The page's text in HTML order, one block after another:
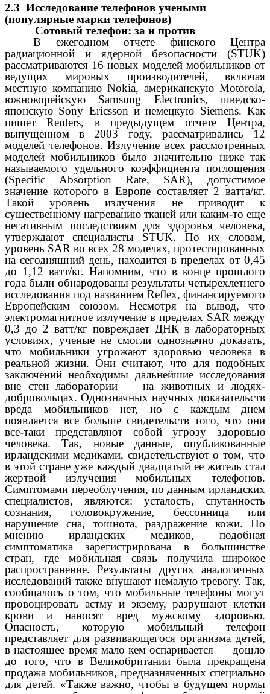
2.3 Исследование телефонов учеными
(популярные марки телефонов)
Сотовый телефон: за и против
В ежегодном отчете финского Центра
радиационной и ядерной безопасности (STUK)
рассматриваются 16 новых моделей мобильников от
ведущих мировых производителей, включая
местную компанию Nokia, американскую Motorola,
южнокорейскую Samsung Electronics, шведско-
японскую Sony Ericsson и немецкую Siemens. Как
пишет Reuters, в предыдущем отчете Центра,
выпущенном в 2003 году, рассматривались 12
моделей телефонов. Излучение всех рассмотренных
моделей мобильников было значительно ниже так
называемого удельного коэффициента поглощения
(Specific Absorption Rate, SAR), допустимое
значение которого в Европе составляет 2 ватта/кг.
Такой уровень излучения не приводит к
существенному нагреванию тканей или каким-то еще
негативным последствиям для здоровья человека,
утверждают специалисты STUK. По их словам,
уровень SAR во всех 28 моделях, протестированных
на сегодняшний день, находится в пределах от 0,45
до 1,12 ватт/кг. Напомним, что в конце прошлого
года были обнародованы результаты четырехлетнего
исследования под названием Reflex, финансируемого
Европейским союзом. Несмотря на вывод, что
электромагнитное излучение в пределах SAR между
0,3 до 2 ватт/кг повреждает ДНК в лабораторных
условиях, ученые не смогли однозначно доказать,
что мобильники угрожают здоровью человека в
реальной жизни. Они считают, что для подобных
заключений необходимы дальнейшие исследования
вне стен лаборатории — на животных и людях-
добровольцах. Однозначных научных доказательств
вреда мобильников нет, но с каждым днем
появляется все больше свидетельств того, что они
все-таки представляют собой угрозу здоровью
человека. Так, новые данные, опубликованные
ирландскими медиками, свидетельствуют о том, что
в этой стране уже каждый двадцатый ее житель стал
жертвой излучения мобильных телефонов.
Симптомами переоблучения, по данным ирландских
специалистов, являются: усталость, спутанность
сознания, головокружение, бессонница или
нарушение сна, тошнота, раздражение кожи. По
мнению ирландских медиков, подобная
симптоматика зарегистрирована в большинстве
стран, где мобильная связь получила широкое
распространение. Результаты других аналогичных
исследований также внушают немалую тревогу. Так,
сообщалось о том, что мобильные телефоны могут
провоцировать астму и экзему, разрушают клетки
крови и наносят вред мужскому здоровью.
Опасность, которую мобильный телефон
представляет для развивающегося организма детей,
в настоящее время мало кем оспаривается — дошло
до того, что в Великобритании была прекращена
продажа мобильников, предназначенных специально
для детей. «Также важно, чтобы в будущем нормы